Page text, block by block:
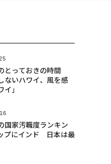
とっておきの時間
ないハワイ、風を感
イ」
国家汚職度ランキン
プにインド 日本は最